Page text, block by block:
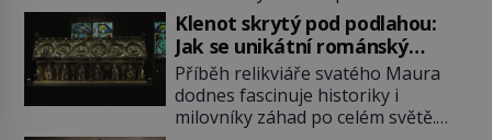
cestu do srdce Středozemního
moře, na ostrov hrdých Sardů.
Věděli jste, že to byl právě italský
ostrov Sardinie, jenž těmto
produktům moře propůjčil své
jméno. Co dalšího je pro Sardinii
Klenot skrytý pod podlahou:
Jak se unikátní románský
poklad dostal do zapadlého
Bečova?
Příběh relikviáře svatého Maura
dodnes fascinuje historiky i
milovníky záhad po celém světě.